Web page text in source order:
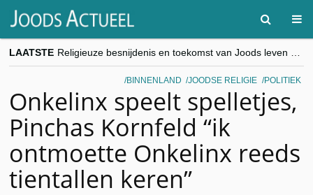
LAATSTE
“Besnijdenisdebat toont hoe moeilijk seculiere Westen minderheden begrijpt”, Jinnih Beels (Vooruit)
CITYTRIP | ROEMENIË – Boekarest: de verrassing van Oost-Europa
BINNENLAND JOODSE RELIGIE POLITIEK
Onkelinx speelt spelletjes,
Pinchas Kornfeld “ik
ontmoette Onkelinx reeds
tientallen keren”